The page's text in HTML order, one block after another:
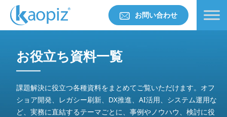
お問い合わせ
お役立ち資料一覧
課題解決に役立つ各種資料をまとめてご覧いただけます。オフ
ショア開発、レガシー刷新、DX推進、AI活用、システム運用な
ど、実務に直結するテーマごとに、事例やノウハウ、検討に役